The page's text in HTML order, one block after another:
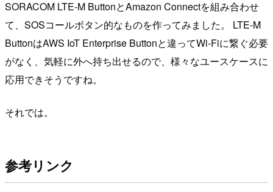
SORACOM LTE-M ButtonとAmazon Connectを組み合わせ
て、SOSコールボタン的なものを作ってみました。 LTE-M
ButtonはAWS IoT Enterprise Buttonと違ってWi-Fiに繋ぐ必要
がなく、気軽に外へ持ち出せるので、様々なユースケースに
応用できそうですね。
それでは。
参考リンク